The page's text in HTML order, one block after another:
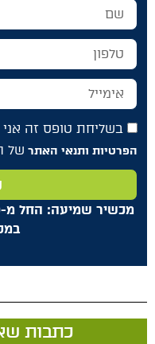
בשליחת טופס זה
הפרטיות ותנאי האתר של
מכשיר שמיעה: החל מ-6000
כתבות